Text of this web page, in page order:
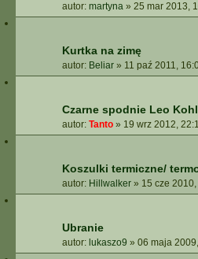
autor: martyna » 25 mar 2013,
Kurtka na zimę
autor: Beliar » 11 paź 2011,
Czarne spodnie Leo
autor: Tanto » 19 wrz 2012,
Koszulki termiczne/
autor: Hillwalker » 15 cze
Ubranie
autor: lukaszo9 » 06 maja